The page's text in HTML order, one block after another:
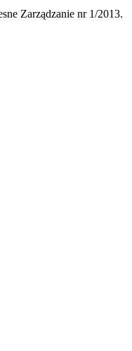
Zarządzanie nr 1/2013.